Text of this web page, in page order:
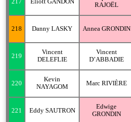
217 Eliott GANDON
RAJOËL
218 Danny LASKY Annea GRONDIN
219
Vincent
DELEFLIE
Vincent
D’ABBADIE
220
Kevin
NAYAGOM
Marc RIVIÈRE
221 Eddy SAUTRON
Edwige
GRONDIN